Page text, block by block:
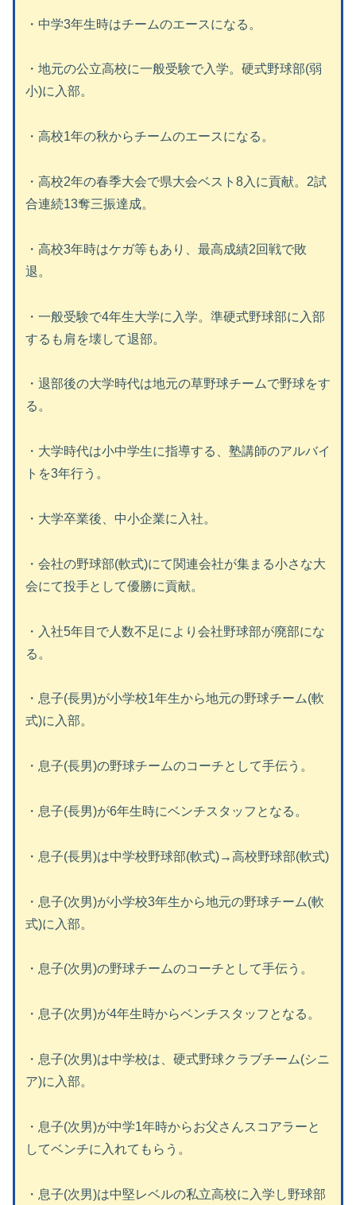
・中学3年生時はチームのエースになる。
・地元の公立高校に一般受験で入学。硬式野球部(弱
小)に入部。
・高校1年の秋からチームのエースになる。
・高校2年の春季大会で県大会ベスト8入に貢献。2試
合連続13奪三振達成。
・高校3年時はケガ等もあり、最高成績2回戦で敗
退。
・一般受験で4年生大学に入学。準硬式野球部に入部
するも肩を壊して退部。
・退部後の大学時代は地元の草野球チームで野球をす
る。
・大学時代は小中学生に指導する、塾講師のアルバイ
トを3年行う。
・大学卒業後、中小企業に入社。
・会社の野球部(軟式)にて関連会社が集まる小さな大
会にて投手として優勝に貢献。
・入社5年目で人数不足により会社野球部が廃部にな
る。
・息子(長男)が小学校1年生から地元の野球チーム(軟
式)に入部。
・息子(長男)の野球チームのコーチとして手伝う。
・息子(長男)が6年生時にベンチスタッフとなる。
・息子(長男)は中学校野球部(軟式)→高校野球部(軟式)
・息子(次男)が小学校3年生から地元の野球チーム(軟
式)に入部。
・息子(次男)の野球チームのコーチとして手伝う。
・息子(次男)が4年生時からベンチスタッフとなる。
・息子(次男)は中学校は、硬式野球クラブチーム(シニ
ア)に入部。
・息子(次男)が中学1年時からお父さんスコアラーと
してベンチに入れてもらう。
・息子(次男)は中堅レベルの私立高校に入学し野球部